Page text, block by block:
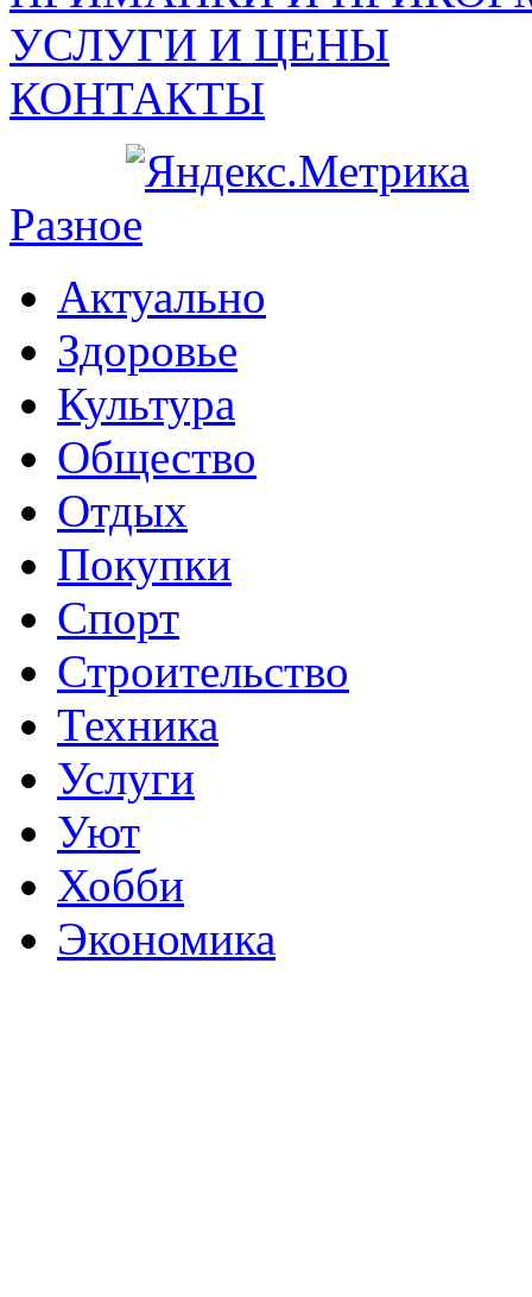
УСЛУГИ И ЦЕНЫ
КОНТАКТЫ
Разное
Актуально
Здоровье
Культура
Общество
Отдых
Покупки
Спорт
Строительство
Техника
Услуги
Уют
Хобби
Экономика